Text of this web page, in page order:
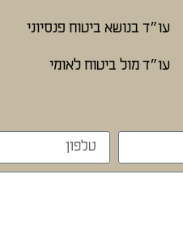
עו״ד בנושא ביטוח פנסיוני
עו״ד מול ביטוח לאומי